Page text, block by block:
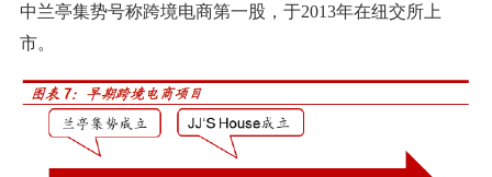
中兰亭集势号称跨境电商第一股，于2013年在纽交所上
市。